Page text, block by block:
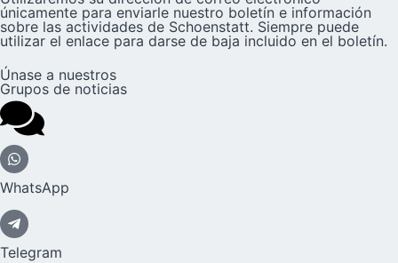
únicamente para enviarle nuestro boletín e información
sobre las actividades de Schoenstatt. Siempre puede
utilizar el enlace para darse de baja incluido en el boletín.
Únase a nuestros
Grupos de noticias
WhatsApp
Telegram